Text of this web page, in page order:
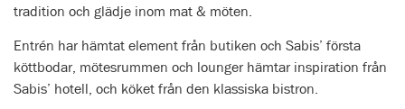
tradition och glädje inom mat & möten.
Entrén har hämtat element från butiken och Sabis’ första
köttbodar, mötesrummen och lounger hämtar inspiration från
Sabis’ hotell, och köket från den klassiska bistron.